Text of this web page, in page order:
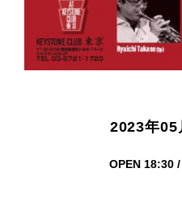
2023年05
OPEN 18:30